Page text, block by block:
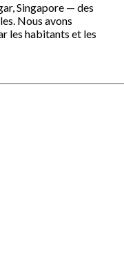
Singapore — des
Nous avons
les habitants et les